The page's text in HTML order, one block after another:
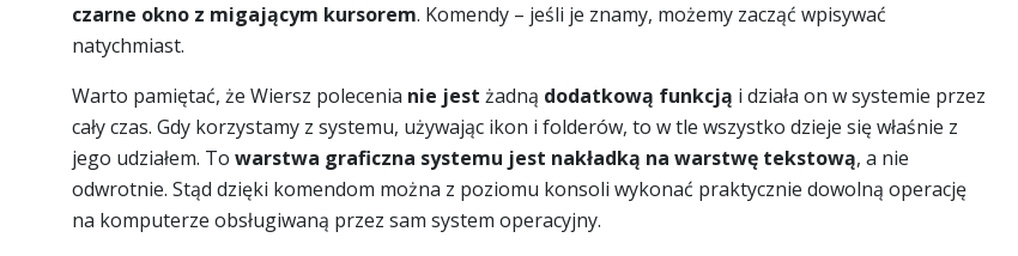
czarne okno z migającym kursorem. Komendy – jeśli je znamy, możemy zacząć wpisywać
natychmiast.
Warto pamiętać, że Wiersz polecenia nie jest żadną dodatkową funkcją i działa on w systemie przez
cały czas. Gdy korzystamy z systemu, używając ikon i folderów, to w tle wszystko dzieje się właśnie z
jego udziałem. To warstwa graficzna systemu jest nakładką na warstwę tekstową, a nie
odwrotnie. Stąd dzięki komendom można z poziomu konsoli wykonać praktycznie dowolną operację
na komputerze obsługiwaną przez sam system operacyjny.